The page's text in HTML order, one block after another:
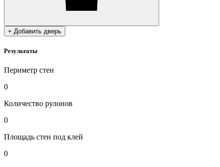
+ Добавить дверь
Результаты
Периметр стен
0
Количество рулонов
0
Площадь стен под клей
0